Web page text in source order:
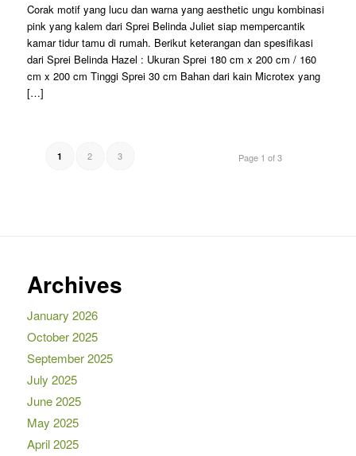
Corak motif yang lucu dan warna yang aesthetic ungu kombinasi
pink yang kalem dari Sprei Belinda Juliet siap mempercantik
kamar tidur tamu di rumah. Berikut keterangan dan spesifikasi
dari Sprei Belinda Hazel : Ukuran Sprei 180 cm x 200 cm / 160
cm x 200 cm Tinggi Sprei 30 cm Bahan dari kain Microtex yang
[…]
Page 1 of 3
1 2 3
Archives
January 2026
October 2025
September 2025
July 2025
June 2025
May 2025
April 2025